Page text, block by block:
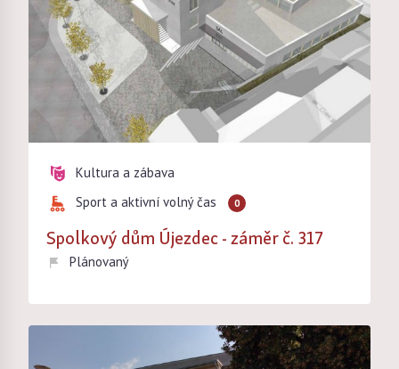
Kultura a zábava
Sport a aktivní volný čas
0
Spolkový dům Újezdec - záměr č. 317
Plánovaný